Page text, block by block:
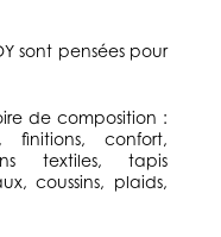
sont pensées pour
de composition :
finitions, confort,
textiles, tapis
coussins, plaids,